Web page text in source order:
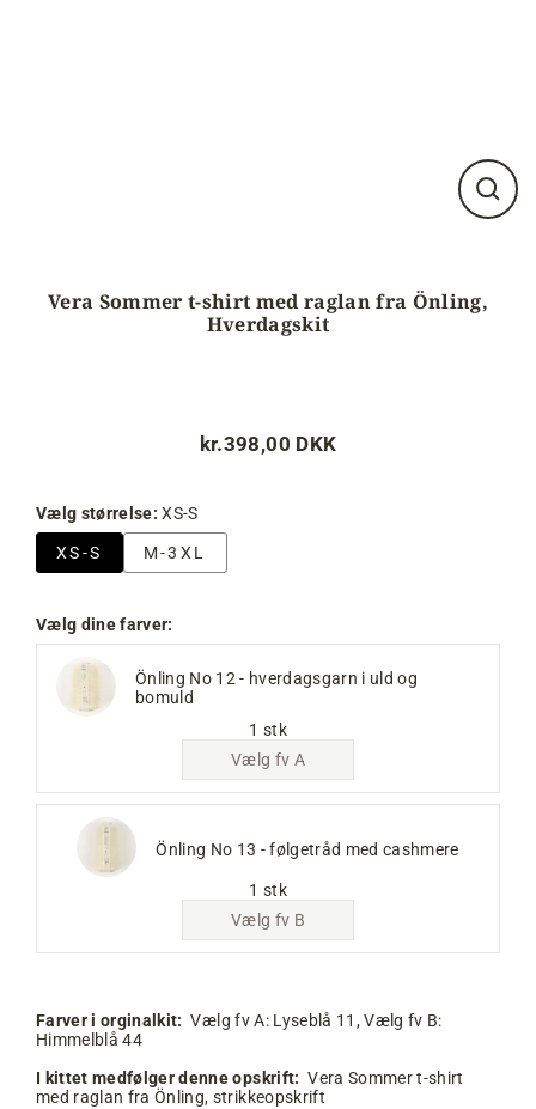
Luk
Vera Sommer t-shirt med raglan fra Önling,
Hverdagskit
Normalpris
Tilbudspris
kr.398,00 DKK
Vælg størrelse:XS-S
XS-S M-3XL
Vælg dine farver:
Önling No 12 - hverdagsgarn i uld og
bomuld
1 stk
Vælg fv A
Önling No 13 - følgetråd med cashmere
1 stk
Vælg fv B
Farver i orginalkit:Vælg fv A: Lyseblå 11, Vælg fv B:
Himmelblå 44
I kittet medfølger denne opskrift:Vera Sommer t-shirt
med raglan fra Önling, strikkeopskrift